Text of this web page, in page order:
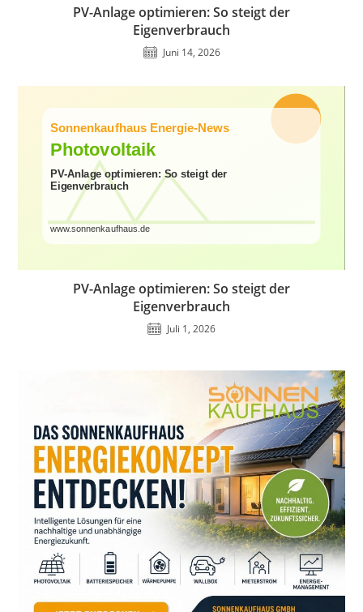
PV-Anlage optimieren: So steigt der
Eigenverbrauch
Juni 14, 2026
PV-Anlage optimieren: So steigt der
Eigenverbrauch
Juli 1, 2026